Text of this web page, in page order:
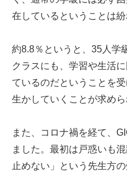
在しているということは紛
約8.8％というと、35人学
クラスにも、学習や生活
ているのだということを
生かしていくことが求めら
また、コロナ禍を経て、
ました。最初は戸惑いも
止めない」という先生方